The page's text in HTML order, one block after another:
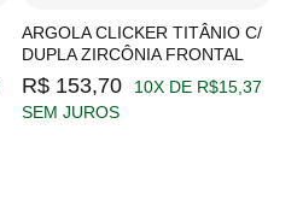
ARGOLA CLICKER TITÂNIO C/
DUPLA ZIRCÔNIA FRONTAL
R$ 153,70
10X DE R$15,37
SEM JUROS